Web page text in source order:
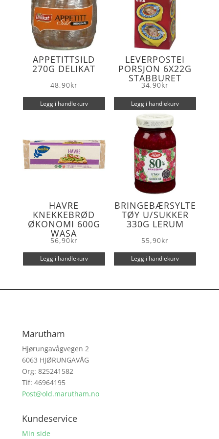
APPETITTSILD
270G DELIKAT
48,90kr
Legg i handlekurv
LEVERPOSTEI
PORSJON 6X22G
STABBURET
34,90kr
Legg i handlekurv
HAVRE
KNEKKEBRØD
ØKONOMI 600G
WASA
56,90kr
Legg i handlekurv
BRINGEBÆRSYLTE
TØY U/SUKKER
330G LERUM
55,90kr
Legg i handlekurv
Marutham
Hjørungavågvegen 2
6063 HJØRUNGAVÅG
Org: 825241582
Tlf: 46964195
Post@old.marutham.no
Kundeservice
Min side